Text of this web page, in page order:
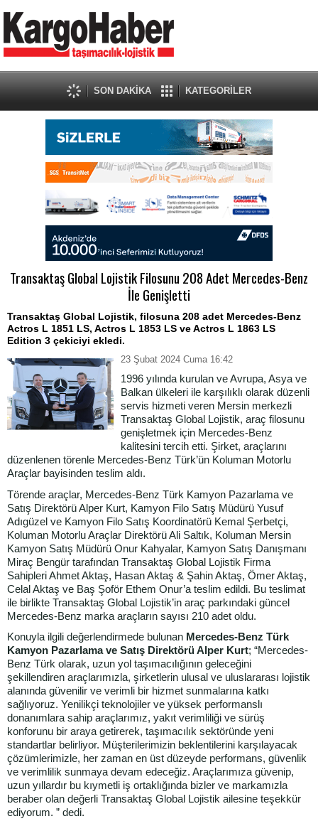
SON DAKİKA KATEGORİLER
Transaktaş Global Lojistik Filosunu 208 Adet Mercedes-Benz
İle Genişletti
Transaktaş Global Lojistik, filosuna 208 adet Mercedes-Benz
Actros L 1851 LS, Actros L 1853 LS ve Actros L 1863 LS
Edition 3 çekiciyi ekledi.
23 Şubat 2024 Cuma 16:42
1996 yılında kurulan ve Avrupa, Asya ve
Balkan ülkeleri ile karşılıklı olarak düzenli
servis hizmeti veren Mersin merkezli
Transaktaş Global Lojistik, araç filosunu
genişletmek için Mercedes-Benz
kalitesini tercih etti. Şirket, araçlarını
düzenlenen törenle Mercedes-Benz Türk’ün Koluman Motorlu
Araçlar bayisinden teslim aldı.
Törende araçlar, Mercedes-Benz Türk Kamyon Pazarlama ve
Satış Direktörü Alper Kurt, Kamyon Filo Satış Müdürü Yusuf
Adıgüzel ve Kamyon Filo Satış Koordinatörü Kemal Şerbetçi,
Koluman Motorlu Araçlar Direktörü Ali Saltık, Koluman Mersin
Kamyon Satış Müdürü Onur Kahyalar, Kamyon Satış Danışmanı
Miraç Bengür tarafından Transaktaş Global Lojistik Firma
Sahipleri Ahmet Aktaş, Hasan Aktaş & Şahin Aktaş, Ömer Aktaş,
Celal Aktaş ve Baş Şoför Ethem Onur’a teslim edildi. Bu teslimat
ile birlikte Transaktaş Global Lojistik’in araç parkındaki güncel
Mercedes-Benz marka araçların sayısı 210 adet oldu.
Konuyla ilgili değerlendirmede bulunan Mercedes-Benz Türk
Kamyon Pazarlama ve Satış Direktörü Alper Kurt; “Mercedes-
Benz Türk olarak, uzun yol taşımacılığının geleceğini
şekillendiren araçlarımızla, şirketlerin ulusal ve uluslararası lojistik
alanında güvenilir ve verimli bir hizmet sunmalarına katkı
sağlıyoruz. Yenilikçi teknolojiler ve yüksek performanslı
donanımlara sahip araçlarımız, yakıt verimliliği ve sürüş
konforunu bir araya getirerek, taşımacılık sektöründe yeni
standartlar belirliyor. Müşterilerimizin beklentilerini karşılayacak
çözümlerimizle, her zaman en üst düzeyde performans, güvenlik
ve verimlilik sunmaya devam edeceğiz. Araçlarımıza güvenip,
uzun yıllardır bu kıymetli iş ortaklığında bizler ve markamızla
beraber olan değerli Transaktaş Global Lojistik ailesine teşekkür
ediyorum. ” dedi.